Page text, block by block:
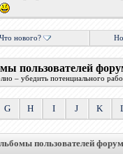
Что нового?
пользователей
– убедить потенциального
G H I J K
пользователей